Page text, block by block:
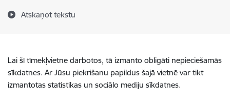
Atskaņot tekstu
Lai šī tīmekļvietne darbotos, tā izmanto obligāti nepieciešamās
sīkdatnes. Ar Jūsu piekrišanu papildus šajā vietnē var tikt
izmantotas statistikas un sociālo mediju sīkdatnes.